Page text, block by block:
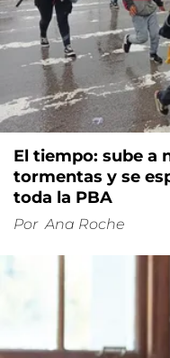
El tiempo: sube a
tormentas y se
toda la PBA
Por Ana Roche